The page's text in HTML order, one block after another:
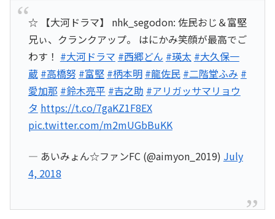
☆ 【大河ドラマ】 nhk_segodon: 佐民おじ＆富堅
兄ぃ、クランクアップ。 はにかみ笑顔が最高でご
わす！ #大河ドラマ #西郷どん #瑛太 #大久保一
蔵 #高橋努 #富堅 #柄本明 #龍佐民 #二階堂ふみ #
愛加那 #鈴木亮平 #吉之助 #アリガッサマリョウ
タ https://t.co/7gaKZ1F8EX
pic.twitter.com/m2mUGbBuKK
— あいみょん☆ファンFC (@aimyon_2019) July
4, 2018